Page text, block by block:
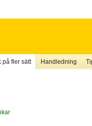
på fler sätt Handledning